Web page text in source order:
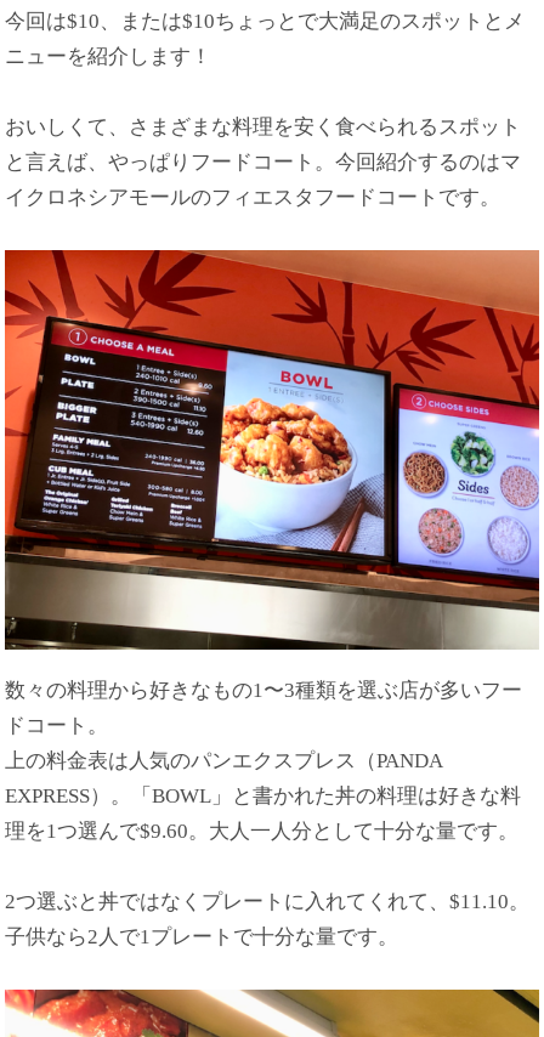
今回は$10、または$10ちょっとで大満足のスポットとメ
ニューを紹介します！
おいしくて、さまざまな料理を安く食べられるスポット
と言えば、やっぱりフードコート。今回紹介するのはマ
イクロネシアモールのフィエスタフードコートです。
数々の料理から好きなもの1〜3種類を選ぶ店が多いフー
ドコート。
上の料金表は人気のパンエクスプレス（PANDA
EXPRESS）。「BOWL」と書かれた丼の料理は好きな料
理を1つ選んで$9.60。大人一人分として十分な量です。
2つ選ぶと丼ではなくプレートに入れてくれて、$11.10。
子供なら2人で1プレートで十分な量です。